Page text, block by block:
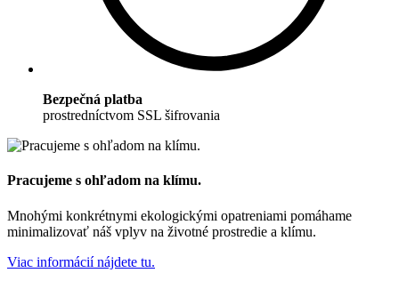
Bezpečná platba
prostredníctvom SSL šifrovania
Pracujeme s ohľadom na klímu.
Mnohými konkrétnymi ekologickými opatreniami pomáhame
minimalizovať náš vplyv na životné prostredie a klímu.
Viac informácií nájdete tu.